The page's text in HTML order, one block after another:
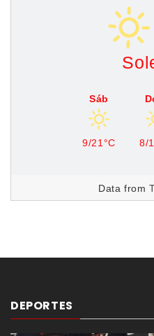
Sáb
9/21°C 8/
Data from
DEPORTES